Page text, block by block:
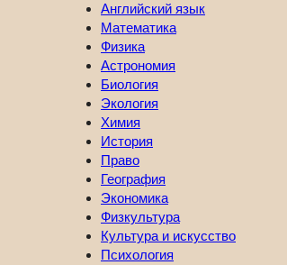
Английский язык
Математика
Физика
Астрономия
Биология
Экология
Химия
История
Право
География
Экономика
Физкультура
Культура и искусство
Психология